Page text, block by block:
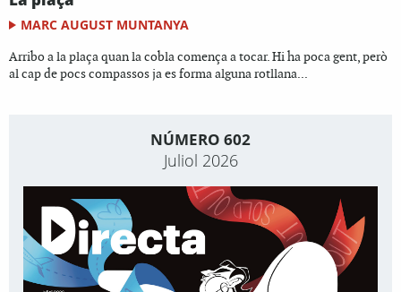
MARC AUGUST MUNTANYA
Arribo a la plaça quan la cobla comença a tocar. Hi ha poca gent, però
al cap de pocs compassos ja es forma alguna rotllana...
NÚMERO 602
Juliol 2026